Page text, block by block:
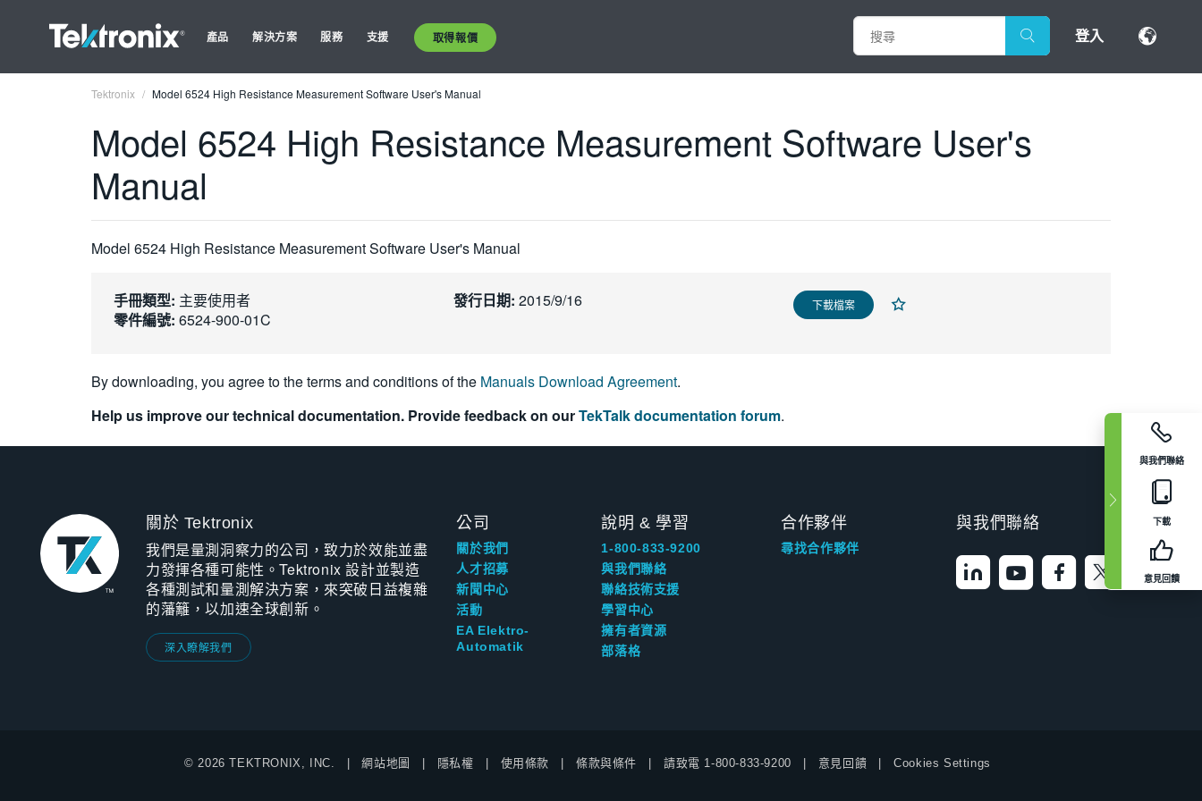
產品 解決方案 服務 支援 取得報價 登入
與我們聯絡
下載
意見回饋
Tektronix Model 6524 High Resistance Measurement Software User's Manual
Model 6524 High Resistance Measurement Software User's
Manual
Model 6524 High Resistance Measurement Software User's Manual
手冊類型: 主要使用者
零件編號: 6524-900-01C
發行日期: 2015/9/16 下載檔案
By downloading, you agree to the terms and conditions of the Manuals Download Agreement.
Help us improve our technical documentation. Provide feedback on ourTekTalk documentation forum.
關於 Tektronix
我們是量測洞察力的公司，致力於效能並盡
力發揮各種可能性。Tektronix 設計並製造
各種測試和量測解決方案，來突破日益複雜
的藩籬，以加速全球創新。
深入瞭解我們
公司
關於我們
人才招募
新聞中心
活動
EA Elektro-
Automatik
說明 & 學習
1-800-833-9200
與我們聯絡
聯絡技術支援
學習中心
擁有者資源
部落格
合作夥伴
尋找合作夥伴
與我們聯絡
© 2026 TEKTRONIX, INC. 網站地圖 隱私權 使用條款 條款與條件 請致電 1-800-833-9200 意見回饋 Cookies Settings